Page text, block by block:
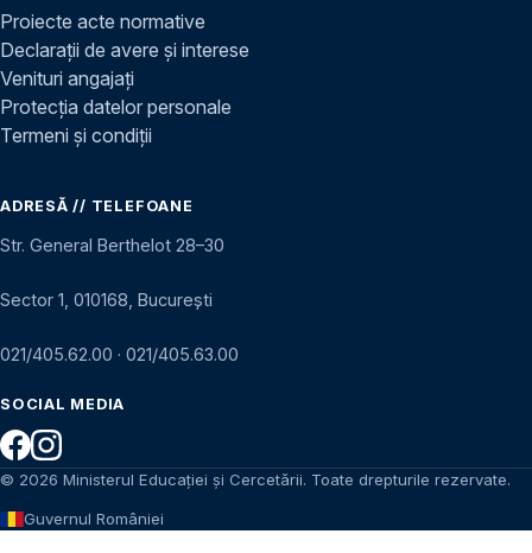
Proiecte acte normative
Declarații de avere și interese
Venituri angajați
Protecția datelor personale
Termeni și condiții
ADRESĂ // TELEFOANE
Str. General Berthelot 28–30
Sector 1, 010168, București
021/405.62.00 · 021/405.63.00
SOCIAL MEDIA
© 2026 Ministerul Educației și Cercetării. Toate drepturile rezervate.
Guvernul României